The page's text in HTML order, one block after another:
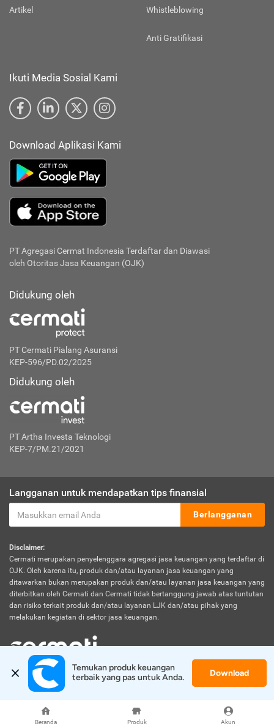
Beranda Produk Akun
Artikel Whistleblowing
Anti Gratifikasi
Ikuti Media Sosial Kami
Download Aplikasi Kami
PT Agregasi Cermat Indonesia Terdaftar dan Diawasi
oleh Otoritas Jasa Keuangan (OJK)
Didukung oleh
PT Cermati Pialang Asuransi
KEP-596/PD.02/2025
Didukung oleh
PT Artha Investa Teknologi
KEP-7/PM.21/2021
Langganan untuk mendapatkan tips finansial
Berlangganan
Disclaimer:
Cermati merupakan penyelenggara agregasi jasa keuangan yang terdaftar di
OJK. Oleh karena itu, produk dan/atau layanan jasa keuangan yang
ditawarkan bukan merupakan produk dan/atau layanan jasa keuangan yang
diterbitkan oleh Cermati dan Cermati tidak bertanggung jawab atas tuntutan
dan risiko terkait produk dan/atau layanan LJK dan/atau pihak yang
melakukan kegiatan di sektor jasa keuangan.
© 2026 Cermati. All Rights Reserved.
Temukan produk keuangan
terbaik yang pas untuk Anda.
Download